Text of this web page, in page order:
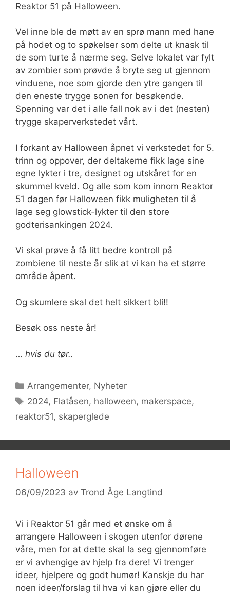
Reaktor 51 på Halloween.
Vel inne ble de møtt av en sprø mann med hane
på hodet og to spøkelser som delte ut knask til
de som turte å nærme seg. Selve lokalet var fylt
av zombier som prøvde å bryte seg ut gjennom
vinduene, noe som gjorde den ytre gangen til
den eneste trygge sonen for besøkende.
Spenning var det i alle fall nok av i det (nesten)
trygge skaperverkstedet vårt.
I forkant av Halloween åpnet vi verkstedet for 5.
trinn og oppover, der deltakerne fikk lage sine
egne lykter i tre, designet og utskåret for en
skummel kveld. Og alle som kom innom Reaktor
51 dagen før Halloween fikk muligheten til å
lage seg glowstick-lykter til den store
godterisankingen 2024.
Vi skal prøve å få litt bedre kontroll på
zombiene til neste år slik at vi kan ha et større
område åpent.
Og skumlere skal det helt sikkert bli!!
Besøk oss neste år!
… hvis du tør..
Kategorier
Arrangementer, Nyheter
Stikkord
2024, Flatåsen, halloween, makerspace,
reaktor51, skaperglede
Halloween
06/09/2023 av Trond Åge Langtind
Vi i Reaktor 51 går med et ønske om å
arrangere Halloween i skogen utenfor dørene
våre, men for at dette skal la seg gjennomføre
er vi avhengige av hjelp fra dere! Vi trenger
ideer, hjelpere og godt humør! Kanskje du har
noen ideer/forslag til hva vi kan gjøre eller du